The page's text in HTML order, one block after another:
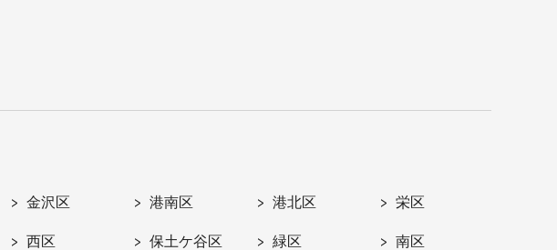
金沢区 港南区 港北区 栄区
西区 保土ケ谷区 緑区 南区